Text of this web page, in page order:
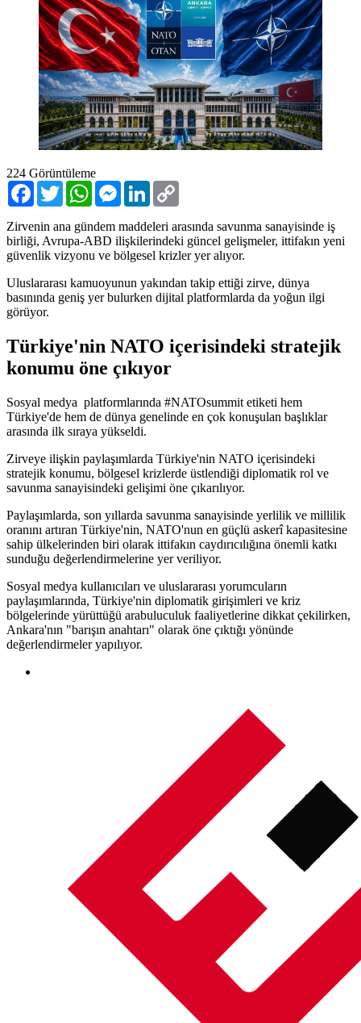
224 Görüntüleme
Facebook
TwitterWhatsAppMessenger
LinkedIn
Zirvenin ana gündem maddeleri arasında savunma sanayisinde iş
birliği, Avrupa-ABD ilişkilerindeki güncel gelişmeler, ittifakın yeni
güvenlik vizyonu ve bölgesel krizler yer alıyor.
Uluslararası kamuoyunun yakından takip ettiği zirve, dünya
basınında geniş yer bulurken dijital platformlarda da yoğun ilgi
görüyor.
Türkiye'nin NATO içerisindeki stratejik
konumu öne çıkıyor
Sosyal medya platformlarında #NATOsummit etiketi hem
Türkiye'de hem de dünya genelinde en çok konuşulan başlıklar
arasında ilk sıraya yükseldi.
Zirveye ilişkin paylaşımlarda Türkiye'nin NATO içerisindeki
stratejik konumu, bölgesel krizlerde üstlendiği diplomatik rol ve
savunma sanayisindeki gelişimi öne çıkarılıyor.
Paylaşımlarda, son yıllarda savunma sanayisinde yerlilik ve millilik
oranını artıran Türkiye'nin, NATO'nun en güçlü askerî kapasitesine
sahip ülkelerinden biri olarak ittifakın caydırıcılığına önemli katkı
sunduğu değerlendirmelerine yer veriliyor.
Sosyal medya kullanıcıları ve uluslararası yorumcuların
paylaşımlarında, Türkiye'nin diplomatik girişimleri ve kriz
bölgelerinde yürüttüğü arabuluculuk faaliyetlerine dikkat çekilirken,
Ankara'nın "barışın anahtarı" olarak öne çıktığı yönünde
değerlendirmeler yapılıyor.